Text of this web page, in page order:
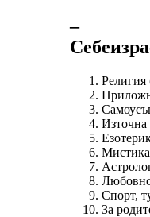
‒
Религия
Източна
Мистика
Спорт,
За